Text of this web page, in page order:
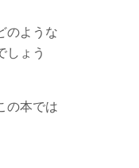
のような
しょう
の本では